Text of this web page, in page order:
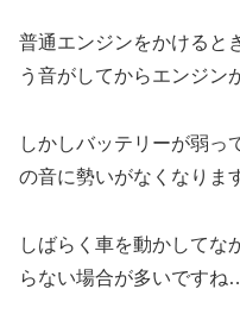
普通エンジンをかけると
う音がしてからエンジン
しかしバッテリーが弱っ
の音に勢いがなくなりま
しばらく車を動かしてな
らない場合が多いですね